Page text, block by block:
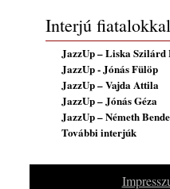
Interjú fiatalokkal
JazzUp – Liska Szilárd
JazzUp - Jónás Fülöp
JazzUp – Vajda Attila
JazzUp – Jónás Géza
JazzUp – Németh
További interjúk